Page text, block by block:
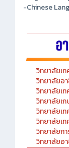
-Chinese
วิทยาลัยเ
วิทยาลัยอ
วิทยาลัยเ
วิทยาลัยเ
วิทยาลัยเ
วิทยาลัยเ
วิทยาลัยก
วิทยาลัยอ